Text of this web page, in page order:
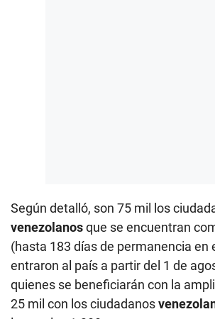
Según detalló, son 75 mil los
venezolanosque se encuentran
(hasta 183 días de permanencia en
entraron al país a partir del 1 de
quienes se beneficiarán con la
25 mil con los ciudadanos